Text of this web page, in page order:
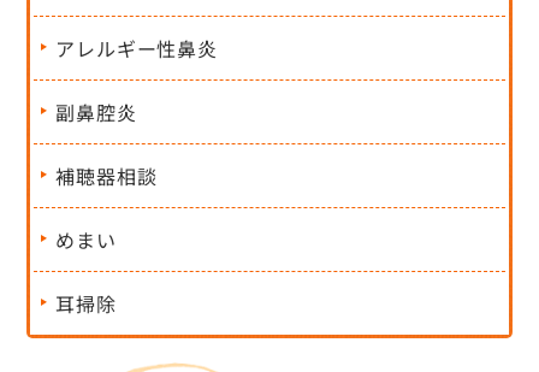
アレルギー性鼻炎
副鼻腔炎
補聴器相談
めまい
耳掃除